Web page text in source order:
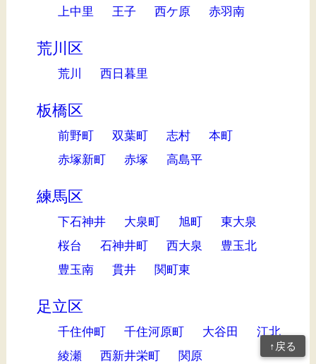
上中里 王子 西ケ原 赤羽南
荒川区
荒川 西日暮里
板橋区
前野町 双葉町 志村
本町
赤塚新町
赤塚 高島平
練馬区
下石神井 大泉町 旭町
東大泉
桜台
石神井町 西大泉
豊玉北
豊玉南
貫井 関町東
足立区
千住仲町 千住河原町 大谷田
江北
綾瀬
西新井栄町 関原
↑戻る